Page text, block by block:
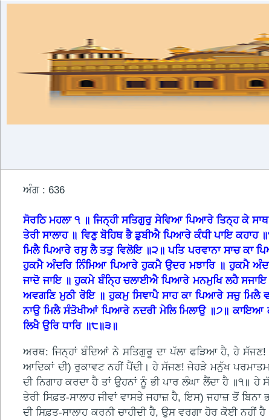
ਅੰਗ : 636
ਸੋਰਠਿ ਮਹਲਾ ੧ ॥ ਜਿਨ੍ਹੀ ਸਤਿਗੁਰੁ ਸੇਵਿਆ ਪਿਆਰੇ ਤਿਨ੍ਹ ਕੇ
ਤੇਰੀ ਸਾਲਾਹ ॥ ਵਿਣੁ ਬੋਹਿਥ ਭੈ ਡੁਬੀਐ ਪਿਆਰੇ ਕੰਧੀ ਪਾਇ
ਮਿਲੈ ਪਿਆਰੇ ਰਸੁ ਲੈ ਤਤੁ ਵਿਲੋਇ ॥੨॥ ਪਤਿ ਪਰਵਾਨਾ ਸਾਚ ਕਾ
ਹੁਕਮੈ ਅੰਦਰਿ ਨਿੰਮਿਆ ਪਿਆਰੇ ਹੁਕਮੈ ਉਦਰ ਮਝਾਰਿ ॥ ਹੁਕਮੈ
ਜਾਦੋ ਜਾਇ ॥ ਹੁਕਮੇ ਬੰਨ੍ਹਿ ਚਲਾਈਐ ਪਿਆਰੇ ਮਨਮੁਖਿ ਲਹੈ
ਅਵਗਣਿ ਮੁਠੀ ਰੋਇ ॥ ਹੁਕਮੁ ਸਿਞਾਪੈ ਸਾਹ ਕਾ ਪਿਆਰੇ ਸਚੁ
ਨਾਉ ਮਿਲੈ ਸੰਤੋਖੀਆਂ ਪਿਆਰੇ ਨਦਰੀ ਮੇਲਿ ਮਿਲਾਉ ॥੭॥ ਕਾਇਆ
ਲਿਖੈ ਉਰਿ ਧਾਰਿ ॥੮॥੩॥
ਅਰਥ: ਜਿਨ੍ਹਾਂ ਬੰਦਿਆਂ ਨੇ ਸਤਿਗੁਰੂ ਦਾ ਪੱਲਾ ਫੜਿਆ ਹੈ, ਹੇ ਸੱਜਣ!
ਆਦਿਕਾਂ ਦੀ) ਰੁਕਾਵਟ ਨਹੀਂ ਪੈਂਦੀ। ਹੇ ਸੱਜਣ! ਜੇਹੜੇ ਮਨੁੱਖ
ਦੀ ਨਿਗਾਹ ਕਰਦਾ ਹੈ ਤਾਂ ਉਹਨਾਂ ਨੂੰ ਭੀ ਪਾਰ ਲੰਘਾ ਲੈਂਦਾ ਹੈ ॥੧॥ ਹੇ
ਤੇਰੀ ਸਿਫ਼ਤ-ਸਾਲਾਹ ਜੀਵਾਂ ਵਾਸਤੇ ਜਹਾਜ਼ ਹੈ, ਇਸ) ਜਹਾਜ਼ ਤੋਂ
ਦੀ ਸਿਫ਼ਤ-ਸਾਲਾਹ ਕਰਨੀ ਚਾਹੀਦੀ ਹੈ, ਉਸ ਵਰਗਾ ਹੋਰ ਕੋਈ